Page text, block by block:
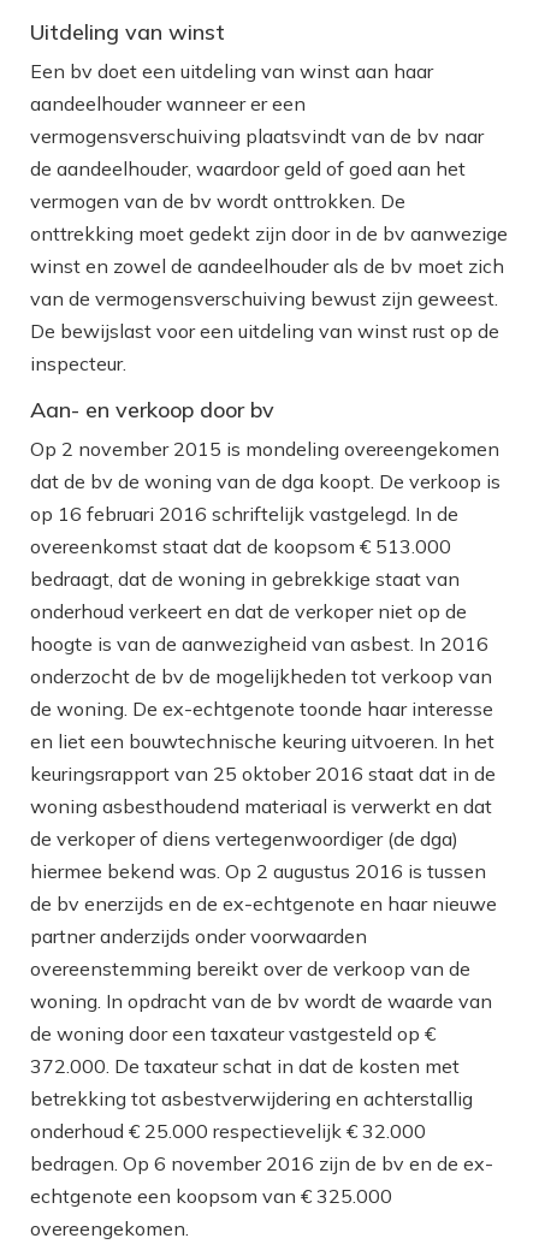
Uitdeling van winst
Een bv doet een uitdeling van winst aan haar
aandeelhouder wanneer er een
vermogensverschuiving plaatsvindt van de bv naar
de aandeelhouder, waardoor geld of goed aan het
vermogen van de bv wordt onttrokken. De
onttrekking moet gedekt zijn door in de bv aanwezige
winst en zowel de aandeelhouder als de bv moet zich
van de vermogensverschuiving bewust zijn geweest.
De bewijslast voor een uitdeling van winst rust op de
inspecteur.
Aan- en verkoop door bv
Op 2 november 2015 is mondeling overeengekomen
dat de bv de woning van de dga koopt. De verkoop is
op 16 februari 2016 schriftelijk vastgelegd. In de
overeenkomst staat dat de koopsom € 513.000
bedraagt, dat de woning in gebrekkige staat van
onderhoud verkeert en dat de verkoper niet op de
hoogte is van de aanwezigheid van asbest. In 2016
onderzocht de bv de mogelijkheden tot verkoop van
de woning. De ex-echtgenote toonde haar interesse
en liet een bouwtechnische keuring uitvoeren. In het
keuringsrapport van 25 oktober 2016 staat dat in de
woning asbesthoudend materiaal is verwerkt en dat
de verkoper of diens vertegenwoordiger (de dga)
hiermee bekend was. Op 2 augustus 2016 is tussen
de bv enerzijds en de ex-echtgenote en haar nieuwe
partner anderzijds onder voorwaarden
overeenstemming bereikt over de verkoop van de
woning. In opdracht van de bv wordt de waarde van
de woning door een taxateur vastgesteld op €
372.000. De taxateur schat in dat de kosten met
betrekking tot asbestverwijdering en achterstallig
onderhoud € 25.000 respectievelijk € 32.000
bedragen. Op 6 november 2016 zijn de bv en de ex-
echtgenote een koopsom van € 325.000
overeengekomen.